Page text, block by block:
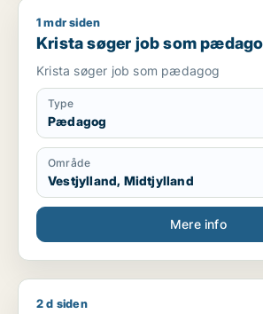
Krista søger job som pædagog
1 mdr siden
Krista søger job som
Krista søger job som pædagog
Type
Pædagog
Område
Vestjylland, Midtjylland
Mere info
Jeg søger job som pædagog /
2 d siden